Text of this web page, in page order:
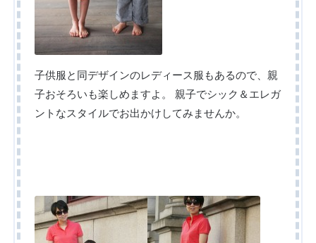
子供服と同デザインのレディース服もあるので、親
子おそろいも楽しめますよ。
親子でシック＆エレガ
ントなスタイルでお出かけしてみませんか。